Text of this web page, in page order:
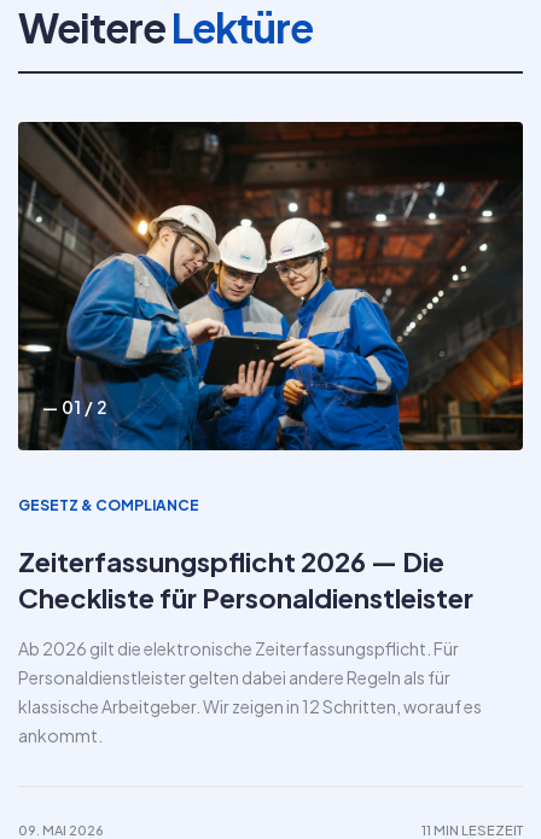
WeitereLektüre
— 01 / 2
GESETZ & COMPLIANCE
Zeiterfassungspflicht 2026 — Die
Checkliste für Personaldienstleister
Ab 2026 gilt die elektronische Zeiterfassungspflicht. Für
Personaldienstleister gelten dabei andere Regeln als für
klassische Arbeitgeber. Wir zeigen in 12 Schritten, worauf es
ankommt.
09. MAI 2026 11 MIN LESEZEIT